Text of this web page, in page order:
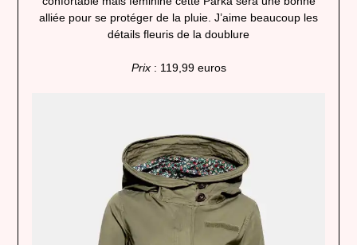
alliée pour se protéger de la pluie. J’aime beaucoup les
détails fleuris de la doublure
Prix: 119,99 euros